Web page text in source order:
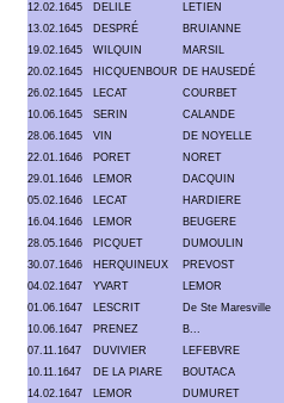
12.02.1645
DELILE LETIEN
13.02.1645
DESPRÉ BRUIANNE
19.02.1645
WILQUIN MARSIL
20.02.1645
HICQUENBOUR DE HAUSEDÉ
26.02.1645
LECAT COURBET
10.06.1645
SERIN CALANDE
28.06.1645
VIN DE NOYELLE
22.01.1646
PORET NORET
29.01.1646
LEMOR DACQUIN
05.02.1646
LECAT HARDIERE
16.04.1646
LEMOR BEUGERE
28.05.1646
PICQUET DUMOULIN
30.07.1646
HERQUINEUX PREVOST
04.02.1647
YVART LEMOR
01.06.1647
LESCRIT De Ste Maresville
10.06.1647
PRENEZ B...
07.11.1647
DUVIVIER LEFEBVRE
10.11.1647
DE LA PIARE BOUTACA
14.02.1647
LEMOR DUMURET